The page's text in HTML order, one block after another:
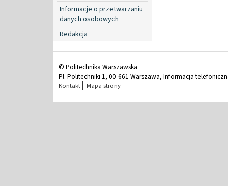
Informacje o przetwarzaniu
danych osobowych
Redakcja
© Politechnika Warszawska
Pl. Politechniki 1, 00-661 Warszawa, Informacja
Kontakt Mapa strony